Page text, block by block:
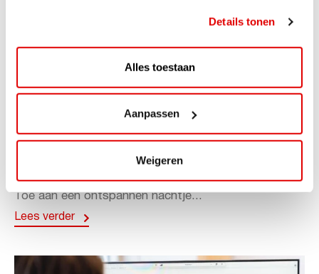
Details tonen
Alles toestaan
Aanpassen
Weigeren
ViaAVIA Super Deal: 20% korting bij
ViaAVIA Super Deal: €25 korting bij ViaLuxury Hotels
Toe aan een ontspannen nachtje...
Lees verder